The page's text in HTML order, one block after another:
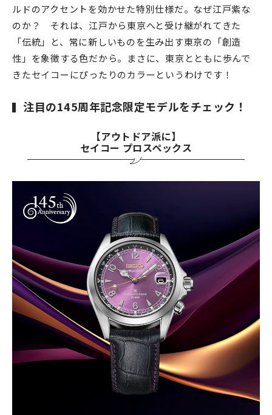
ルドのアクセントを効かせた特別仕様だ。なぜ江戸紫な
のか？ それは、江戸から東京へと受け継がれてきた
「伝統」と、常に新しいものを生み出す東京の「創造
性」を象徴する色だから。まさに、東京とともに歩んで
きたセイコーにぴったりのカラーというわけです！
注目の145周年記念限定モデルをチェック！
【アウトドア派に】
セイコー プロスペックス